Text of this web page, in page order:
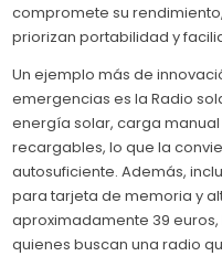
compromete su
priorizan portabilidad y
Un ejemplo más de
emergencias es la Radio
energía solar, carga
recargables, lo que la
autosuficiente. Además,
para tarjeta de memoria y
aproximadamente 39
quienes buscan una radio